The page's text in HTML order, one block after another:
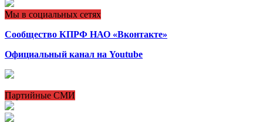
Мы в социальных сетях
Сообщество КПРФ НАО «Вконтакте»
Официальный канал на Youtube
Партийные СМИ